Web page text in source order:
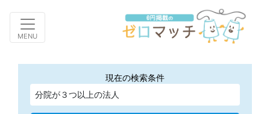
Toggle navigation
MENU
現在の検索条件
分院が３つ以上の法人